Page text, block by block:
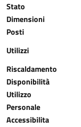
Stato
Dimensioni
Posti
Utilizzi
Riscaldamento
Disponibilità
Utilizzo
Personale
Accessibilita